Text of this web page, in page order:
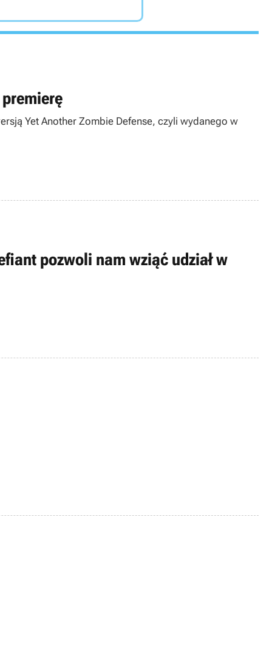
Yet Another Zombie Defense, czyli wydanego w
pozwoli nam wziąć udział w